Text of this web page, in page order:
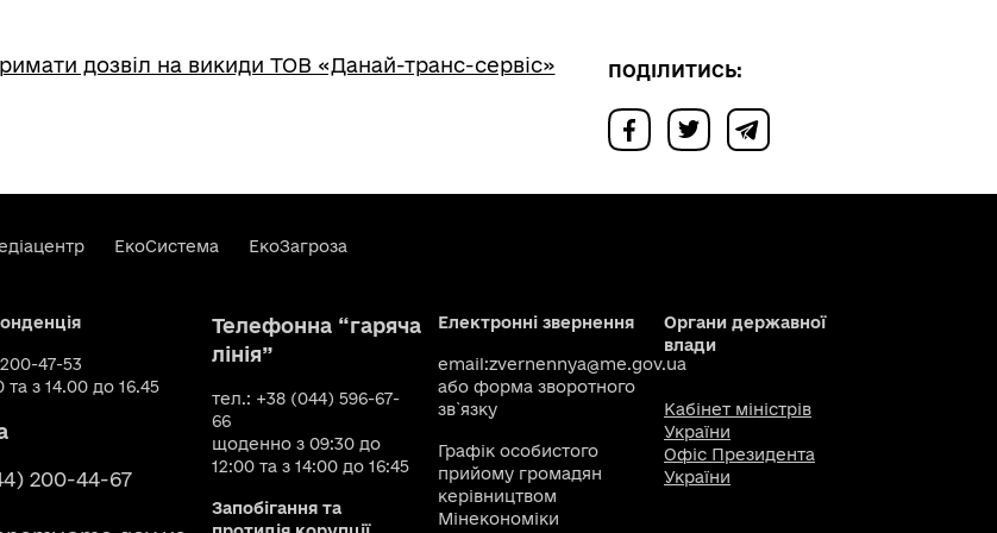
дозвіл на викиди ТОВ «Данай-транс-сервіс» ПОДІЛИТИСЬ:
ЕкоСистема ЕкоЗагроза
47-53
та з 14.00 до 16.45
200-44-67
Телефонна “гаряча
лінія”
тел.: +38 (044) 596-67-
66
щоденно з 09:30 до
12:00 та з 14:00 до 16:45
Запобігання та
Електронні звернення
email:zvernennya@me.gov.ua
або форма зворотного
зв`язку
Графік особистого
прийому громадян
керівництвом
Мінекономіки
Органи державної
влади
Кабінет міністрів
України
Офіс Президента
України